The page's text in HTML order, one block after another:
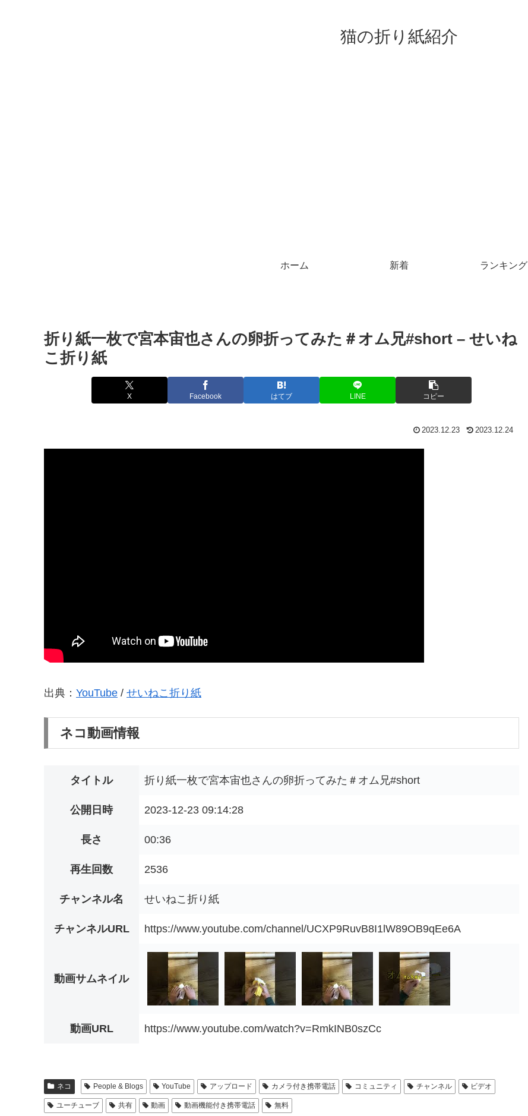
猫の折り紙紹介
ホーム 新着 ランキング
折り紙一枚で宮本宙也さんの卵折ってみた＃オム兄#short – せいね
こ折り紙
X Facebook はてブ LINE コピー
2023.12.23 2023.12.24
出典： YouTube / せいねこ折り紙
ネコ動画情報
タイトル 折り紙一枚で宮本宙也さんの卵折ってみた＃オム兄#short
公開日時 2023-12-23 09:14:28
長さ 00:36
再生回数 2536
チャンネル名 せいねこ折り紙
チャンネルURL https://www.youtube.com/channel/UCXP9RuvB8I1lW89OB9qEe6A
動画サムネイル
動画URL https://www.youtube.com/watch?v=RmkINB0szCc
ネコ People & Blogs YouTube アップロード カメラ付き携帯電話 コミュニティ チャンネル ビデオ
ユーチューブ 共有 動画 動画機能付き携帯電話 無料